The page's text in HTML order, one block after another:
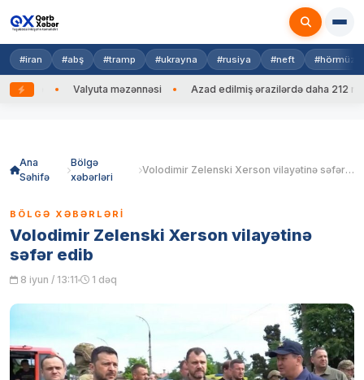
#iran #abş #tramp #ukrayna #rusiya #neft #hörmüz
edib Valyuta məzənnəsi Azad edilmiş ərazilərdə daha 212 mina,
Ana
Səhifə
Bölgə
xəbərləri
Volodimir Zelenski Xerson vilayətinə səfər edib
BÖLGƏ XƏBƏRLƏRI
Volodimir Zelenski Xerson vilayətinə
səfər edib
8 iyun / 13:11 1 dəq